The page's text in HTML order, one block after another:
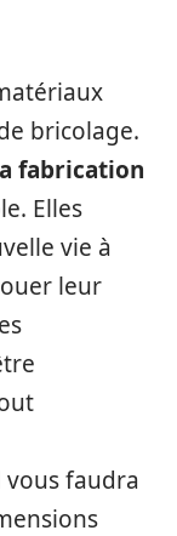
bricolage.
fabrication
Elles
vie à
leur
vous faudra